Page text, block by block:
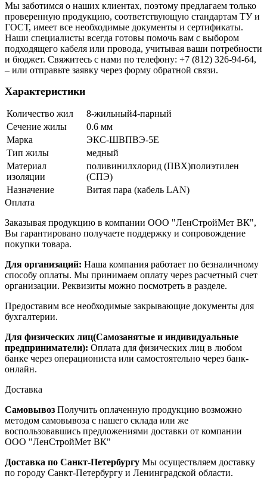
Мы заботимся о наших клиентах, поэтому предлагаем только
проверенную продукцию, соответствующую стандартам ТУ и
ГОСТ, имеет все необходимые документы и сертификаты.
Наши специалисты всегда готовы помочь вам с выбором
подходящего кабеля или провода, учитывая ваши потребности
и бюджет. Свяжитесь с нами по телефону: +7 (812) 326-94-64,
– или отправьте заявку через форму обратной связи.
Характеристики
Количество жил
8-жильный4-парный
Сечение жилы
0.6 мм
Марка
ЭКС-ШВПВЭ-5Е
Тип жилы
медный
Материал
изоляции
поливинилхлорид (ПВХ)полиэтилен
(СПЭ)
Назначение
Витая пара (кабель LAN)
Оплата
Заказывая продукцию в компании ООО "ЛенСтройМет ВК",
Вы гарантировано получаете поддержку и сопровождение
покупки товара.
Для организаций: Наша компания работает по безналичному
способу оплаты. Мы принимаем оплату через расчетный счет
организации. Реквизиты можно посмотреть в разделе.
Предоставим все необходимые закрывающие документы для
бухгалтерии.
Для физических лиц(Самозанятые и индивидуальные
предприниматели): Оплата для физических лиц в любом
банке через операциониста или самостоятельно через банк-
онлайн.
Доставка
Самовывоз Получить оплаченную продукцию возможно
методом самовывоза с нашего склада или же
воспользовавшись предложениями доставки от компании
ООО "ЛенСтройМет ВК"
Доставка по Санкт-Петербургу Мы осуществляем доставку
по городу Санкт-Петербургу и Ленинградской области.